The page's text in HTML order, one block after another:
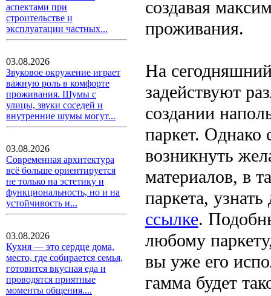
аспектами при
строительстве и
эксплуатации частных...
03.08.2026
Звуковое окружение играет
важную роль в комфорте
проживания. Шумы с
улицы, звуки соседей и
внутренние шумы могут...
03.08.2026
Современная архитектура
всё больше ориентируется
не только на эстетику и
функциональность, но и на
устойчивость и...
03.08.2026
Кухня — это сердце дома,
место, где собирается семья,
готовится вкусная еда и
проводятся приятные
моменты общения....
создавая
проживания.
На
задействуют
создании
паркет. Однако
возникнуть
материалов, в
паркета,
ссылке.
любому
вы уже его
гамма будет